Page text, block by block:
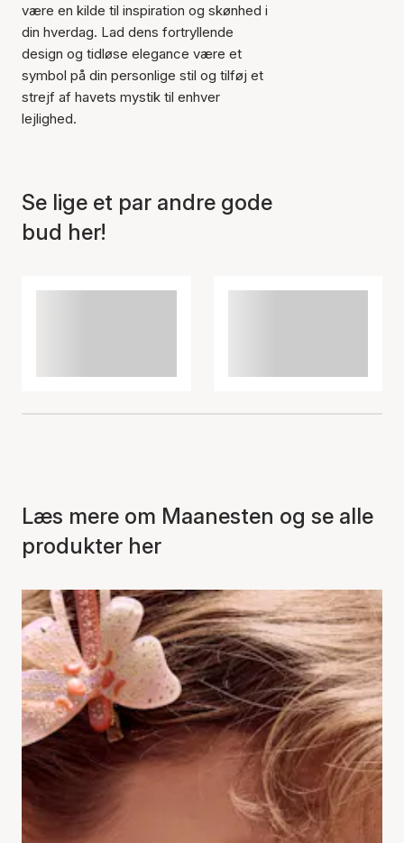
være en kilde til inspiration og skønhed i
din hverdag. Lad dens fortryllende
design og tidløse elegance være et
symbol på din personlige stil og tilføj et
strejf af havets mystik til enhver
lejlighed.
Se lige et par andre gode
bud her!
Læs mere om Maanesten og se alle
produkter her